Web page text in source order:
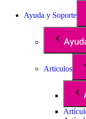
Ayuda y Soporte
Articulos